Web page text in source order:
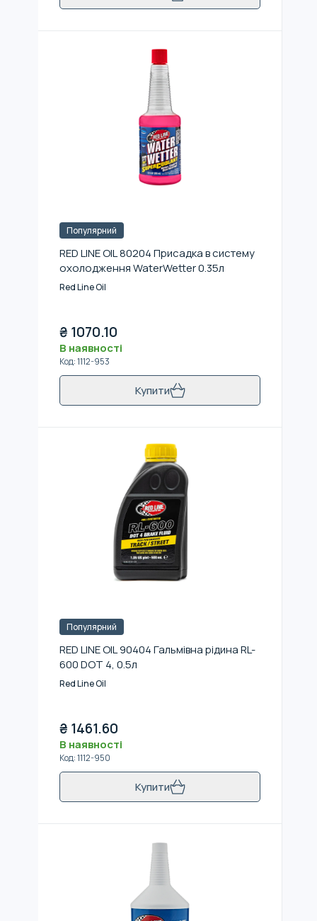
Популярний
RED LINE OIL 80204 Присадка в систему
охолодження WaterWetter 0.35л
Red Line Oil
₴ 1070.10
В наявності
Код:1112-953
Купити
Популярний
RED LINE OIL 90404 Гальмівна рідина RL-
600 DOT 4, 0.5л
Red Line Oil
₴ 1461.60
В наявності
Код:1112-950
Купити